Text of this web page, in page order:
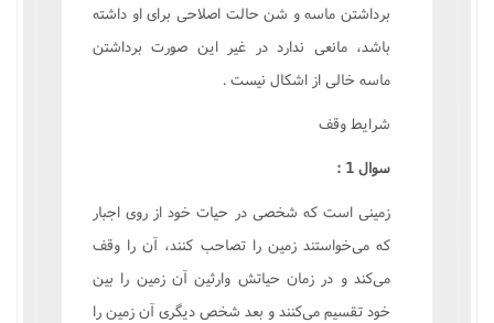
برداشتن ماسه و شن حالت اصلاحى براى او داشته
باشد، مانعى ندارد در غير اين صورت برداشتن
ماسه خالى از اشکال نيست .
شرايط وقف
سوال 1 :
زمينى است که شخصى در حيات خود از روى اجبار
که مى‌خواستند زمين را تصاحب کنند، آن را وقف
مى‌کند و در زمان حياتش وارثين آن زمين را بين
خود تقسيم مى‌کنند و بعد شخص ديگرى آن زمين را